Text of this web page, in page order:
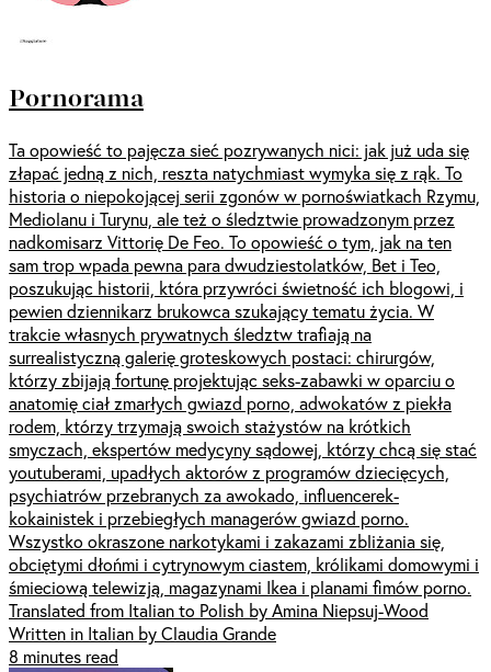
Pornorama
Ta opowieść to pajęcza sieć pozrywanych nici: jak już uda się
złapać jedną z nich, reszta natychmiast wymyka się z rąk. To
historia o niepokojącej serii zgonów w pornoświatkach Rzymu,
Mediolanu i Turynu, ale też o śledztwie prowadzonym przez
nadkomisarz Vittorię De Feo. To opowieść o tym, jak na ten
sam trop wpada pewna para dwudziestolatków, Bet i Teo,
poszukując historii, która przywróci świetność ich blogowi, i
pewien dziennikarz brukowca szukający tematu życia. W
trakcie własnych prywatnych śledztw trafiają na
surrealistyczną galerię groteskowych postaci: chirurgów,
którzy zbijają fortunę projektując seks-zabawki w oparciu o
anatomię ciał zmarłych gwiazd porno, adwokatów z piekła
rodem, którzy trzymają swoich stażystów na krótkich
smyczach, ekspertów medycyny sądowej, którzy chcą się stać
youtuberami, upadłych aktorów z programów dziecięcych,
psychiatrów przebranych za awokado, influencerek-
kokainistek i przebiegłych managerów gwiazd porno.
Wszystko okraszone narkotykami i zakazami zbliżania się,
obciętymi dłońmi i cytrynowym ciastem, królikami domowymi i
śmieciową telewizją, magazynami Ikea i planami fimów porno.
Translated from Italian to Polish by Amina Niepsuj-Wood
Written in Italian by Claudia Grande
8 minutes read